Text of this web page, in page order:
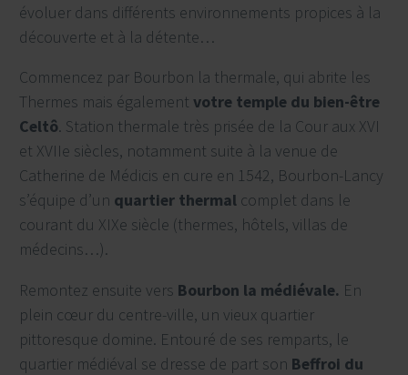
évoluer dans différents environnements propices à la
découverte et à la détente…
Commencez par Bourbon la thermale, qui abrite les
Thermes mais également votre temple du bien-être
Celtô. Station thermale très prisée de la Cour aux XVI
et XVIIe siècles, notamment suite à la venue de
Catherine de Médicis en cure en 1542, Bourbon-Lancy
s’équipe d’un quartier thermal complet dans le
courant du XIXe siècle (thermes, hôtels, villas de
médecins…).
Remontez ensuite vers Bourbon la médiévale. En
plein cœur du centre-ville, un vieux quartier
pittoresque domine. Entouré de ses remparts, le
quartier médiéval se dresse de part son Beffroi du